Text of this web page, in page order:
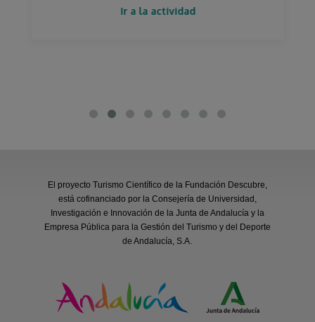
Ir a la actividad
El proyecto Turismo Científico de la Fundación Descubre,
está cofinanciado por la Consejería de Universidad,
Investigación e Innovación de la Junta de Andalucía y la
Empresa Pública para la Gestión del Turismo y del Deporte
de Andalucía, S.A.